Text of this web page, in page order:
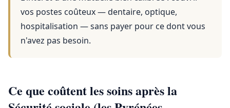
vos postes coûteux — dentaire, optique,
hospitalisation — sans payer pour ce dont vous
n'avez pas besoin.
Ce que coûtent les soins après la